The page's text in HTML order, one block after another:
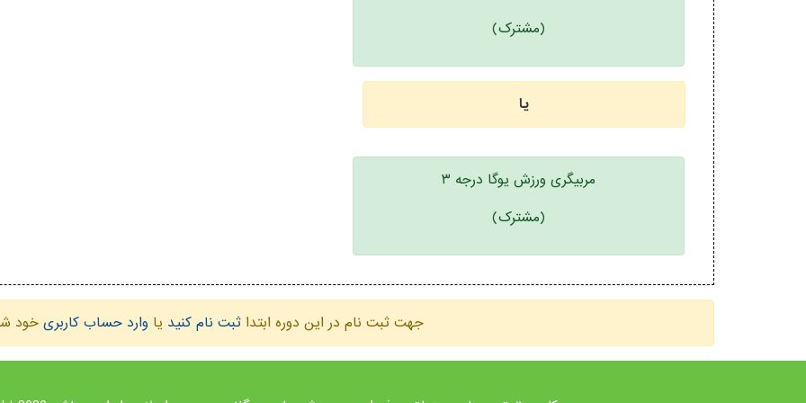
(مشترک)
یا
مربیگری ورزش یوگا درجه ۳
(مشترک)
جهت ثبت نام در این دوره ابتداثبت نام کنید یا وارد حساب کاربری خود